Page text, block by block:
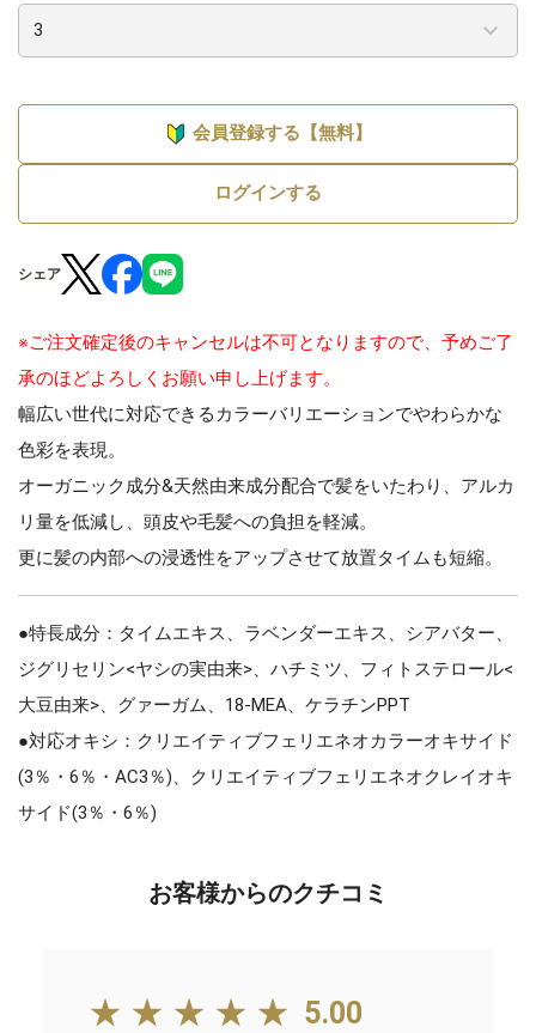
会員登録する【無料】
ログインする
シェア
※ご注文確定後のキャンセルは不可となりますので、予めご了
承のほどよろしくお願い申し上げます。
幅広い世代に対応できるカラーバリエーションでやわらかな
色彩を表現。
オーガニック成分&天然由来成分配合で髪をいたわり、アルカ
リ量を低減し、頭皮や毛髪への負担を軽減。
更に髪の内部への浸透性をアップさせて放置タイムも短縮。
●特長成分：タイムエキス、ラベンダーエキス、シアバター、
ジグリセリン<ヤシの実由来>、ハチミツ、フィトステロール<
大豆由来>、グァーガム、18-MEA、ケラチンPPT
●対応オキシ：クリエイティブフェリエネオカラーオキサイド
(3％・6％・AC3％)、クリエイティブフェリエネオクレイオキ
サイド(3％・6％)
お客様からのクチコミ
★★★★★ 5.00